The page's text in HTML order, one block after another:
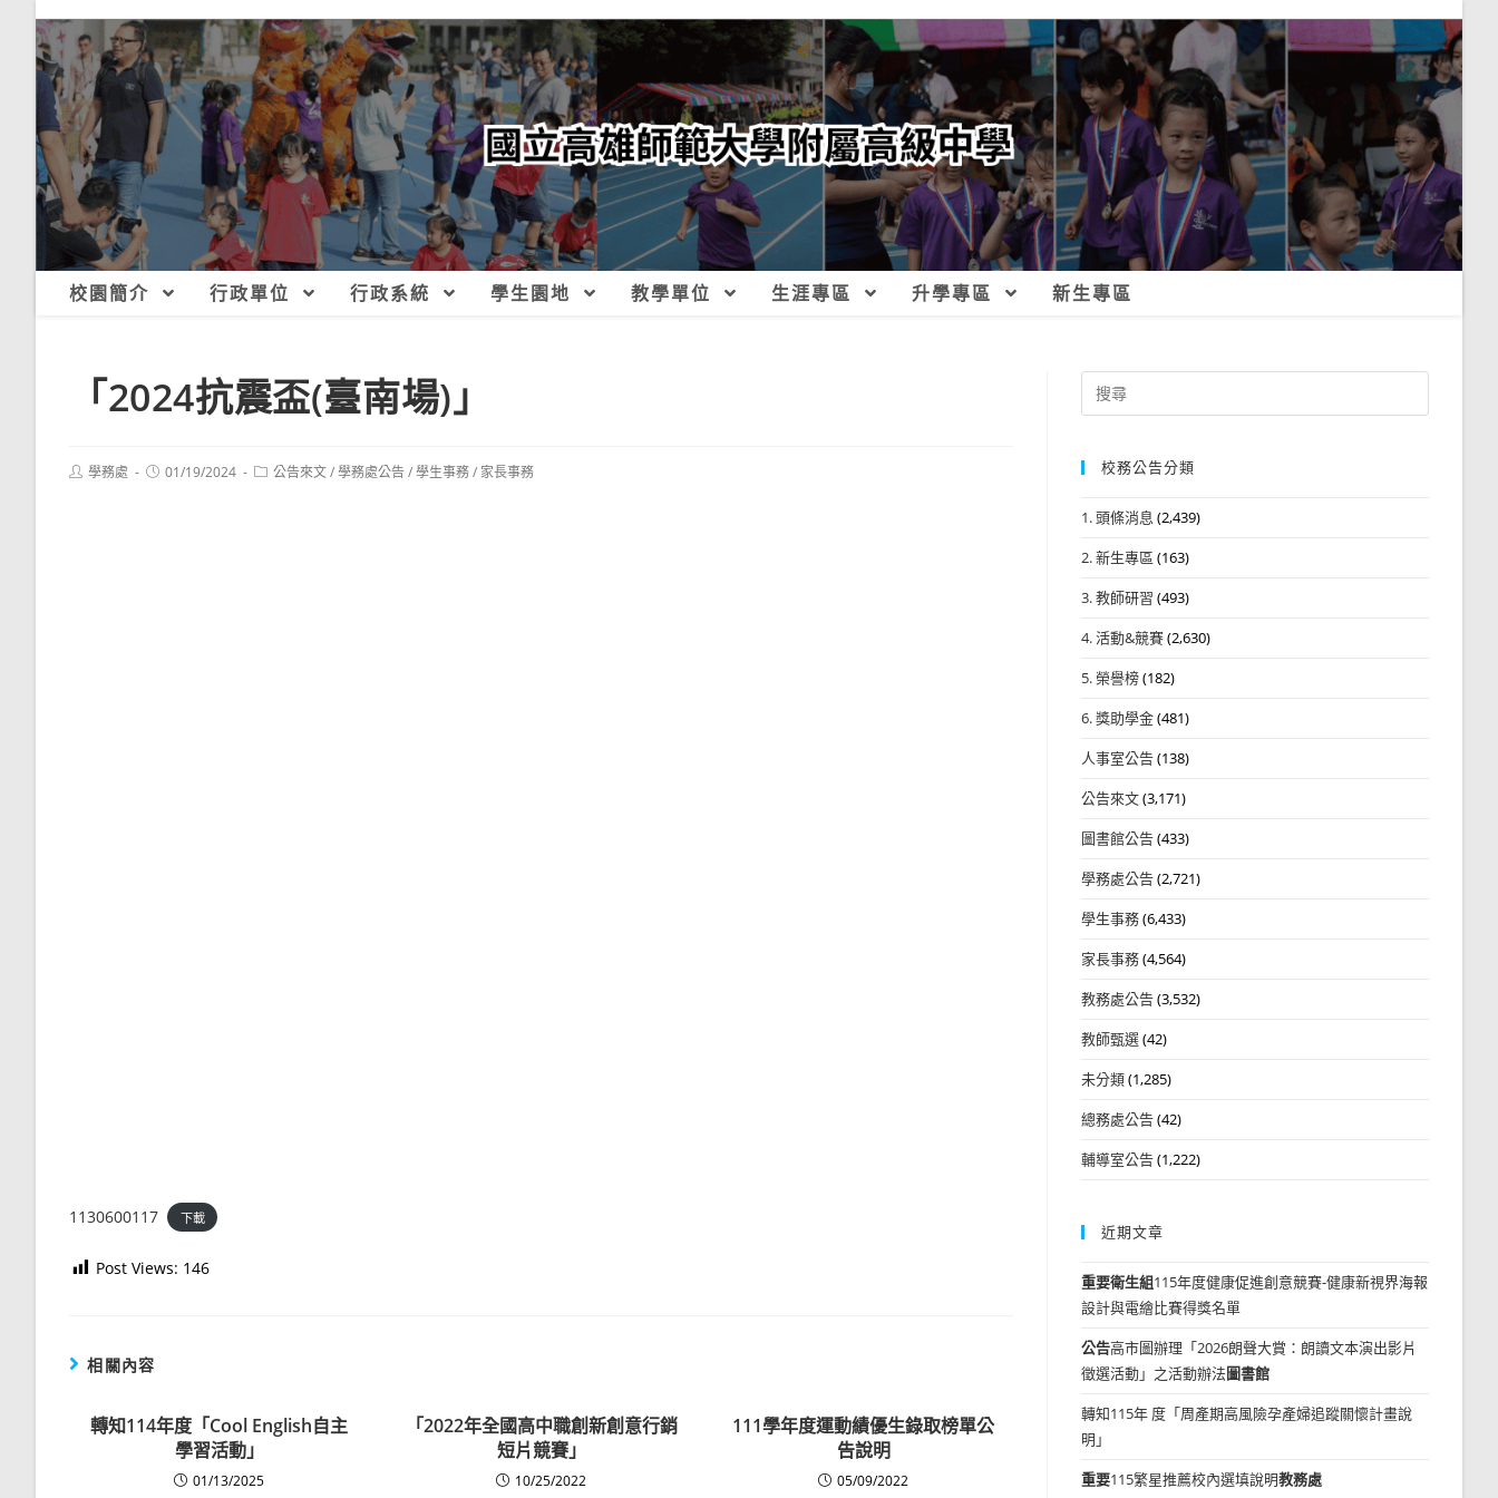
校園簡介 行政單位 行政系統 學生園地 教學單位 生涯專區 升學專區 新生專區
「2024抗震盃(臺南場)」
Post學務處
Post01/19/2024
Post公告來文/學務處公告/學生事務/ 家長事務
1130600117 下載
Post Views: 146
相關內容
轉知114年度「Cool English自主
學習活動」
01/13/2025
「2022年全國高中職創新創意行銷
短片競賽」
10/25/2022
111學年度運動績優生錄取榜單公
告說明
05/09/2022
Search
for:
校務公告分類
1. 頭條消息 (2,439)
2. 新生專區 (163)
3. 教師研習 (493)
4. 活動&競賽(2,630)
5. 榮譽榜(182)
6. 獎助學金(481)
人事室公告(138)
公告來文(3,171)
圖書館公告(433)
學務處公告(2,721)
學生事務(6,433)
家長事務(4,564)
教務處公告(3,532)
教師甄選(42)
未分類(1,285)
總務處公告(42)
輔導室公告(1,222)
近期文章
重要衛生組115年度健康促進創意競賽-健康新視界海報
設計與電繪比賽得獎名單
公告高市圖辦理「2026朗聲大賞：朗讀文本演出影片
徵選活動」之活動辦法圖書館
轉知115年 度「周產期高風險孕產婦追蹤關懷計畫說
明」
重要115繁星推薦校內選填說明教務處